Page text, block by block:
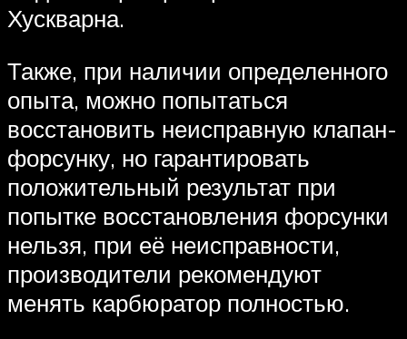
Хускварна.
Также, при наличии определенного
опыта, можно попытаться
восстановить неисправную клапан-
форсунку, но гарантировать
положительный результат при
попытке восстановления форсунки
нельзя, при её неисправности,
производители рекомендуют
менять карбюратор полностью.